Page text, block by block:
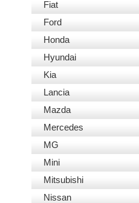
Fiat
Ford
Honda
Hyundai
Kia
Lancia
Mazda
Mercedes
MG
Mini
Mitsubishi
Nissan